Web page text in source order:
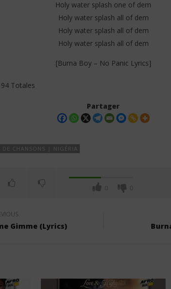
Holy water splash one of dem
Holy water splash all of dem
Holy water splash all of dem
Holy water splash all of dem
[Burna Boy – No Panic Lyrics]
Totales
Partager
DE CHANSONS | NIGÉRIA
0 0
Gimme (Lyrics)